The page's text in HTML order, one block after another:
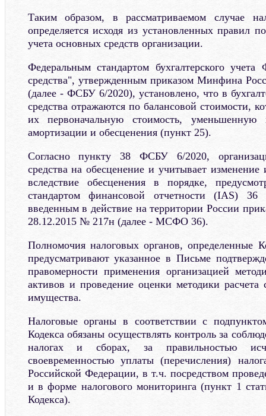
Таким образом, в рассматриваемом случае
определяется исходя из установленных правил
учета основных средств организации.
Федеральным стандартом бухгалтерского
средства", утвержденным приказом Минфина
(далее - ФСБУ 6/2020), установлено, что в
средства отражаются по балансовой стоимости,
их первоначальную стоимость,
амортизации и обесценения (пункт 25).
Согласно пункту 38 ФСБУ 6/2020,
средства на обесценение и учитывает изменение
вследствие обесценения в порядке,
стандартом финансовой отчетности (IAS) 36
введенным в действие на территории России
28.12.2015 № 217н (далее - МСФО 36).
Полномочия налоговых органов,
предусматривают указанное в Письме
правомерности применения организацией
активов и проведение оценки методики расчета
имущества.
Налоговые органы в соответствии с
Кодекса обязаны осуществлять контроль за
налогах и сборах, за правильностью
своевременностью уплаты (перечисления)
Российской Федерации, в т.ч. посредством
и в форме налогового мониторинга (пункт 1
Кодекса).